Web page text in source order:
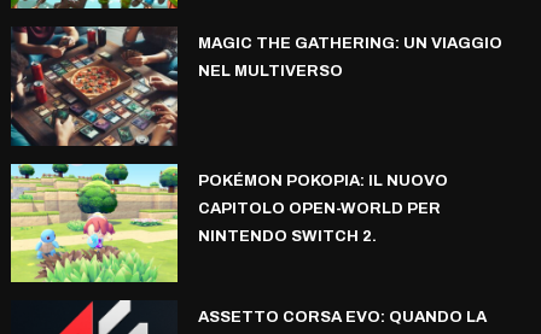
MAGIC THE GATHERING: UN VIAGGIO
NEL MULTIVERSO
POKÉMON POKOPIA: IL NUOVO
CAPITOLO OPEN-WORLD PER
NINTENDO SWITCH 2.
ASSETTO CORSA EVO: QUANDO LA